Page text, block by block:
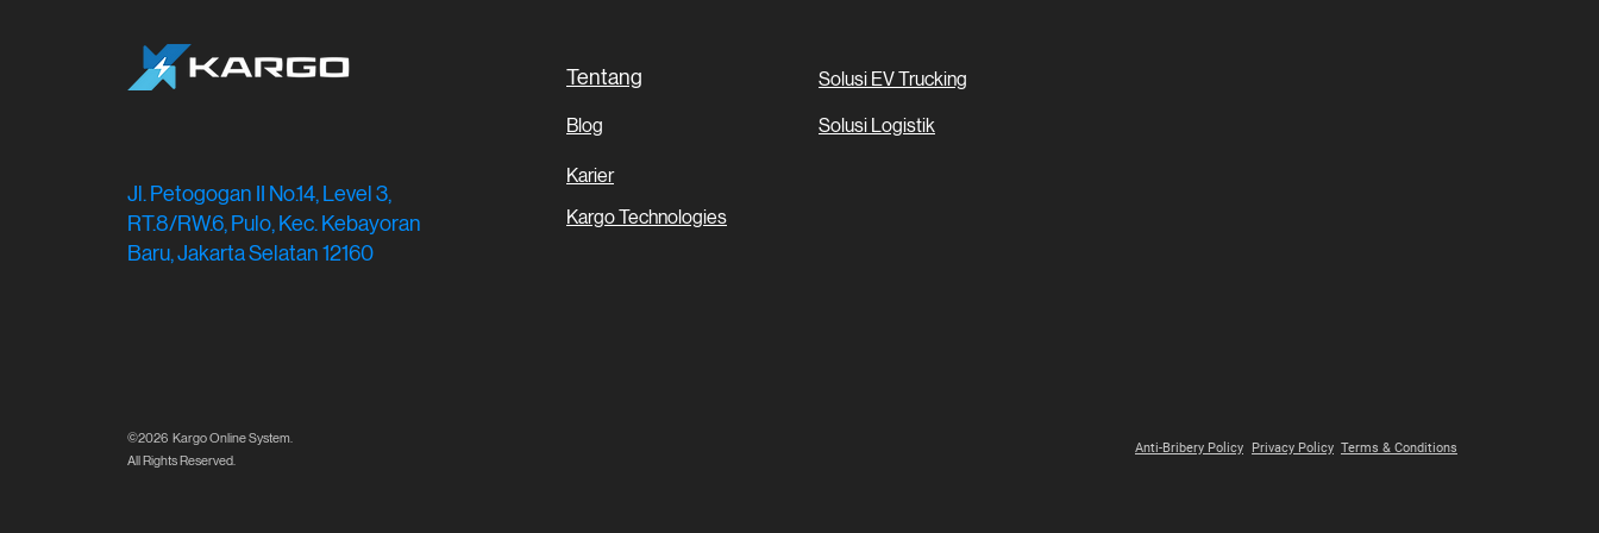
Jl. Petogogan II No.14, Level 3,
RT.8/RW.6, Pulo, Kec. Kebayoran
Baru, Jakarta Selatan 12160
©2026 Kargo Online System.
All Rights Reserved.
Tentang
Blog
Solusi EV Trucking
Solusi Logistik
Karier
Kargo Technologies
Anti-Bribery Policy Privacy Policy Terms & Conditions